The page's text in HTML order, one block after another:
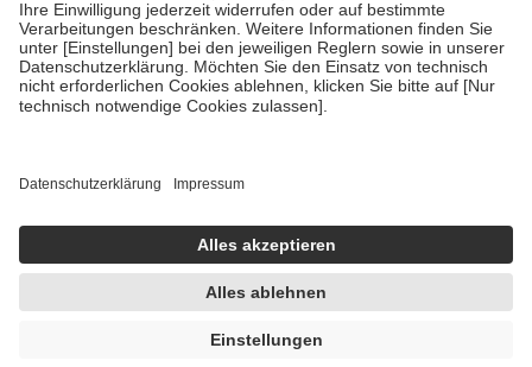
• Untersuchungen zur Vorsorge und Früherkennung, die von der
GKV getragen werden
• empfohlenen Schutzimpfungen
• Harn- und Blutteststreifen
getroffen, um sicherzustellen, dass es sich um echte Bewertungen
https://help.etrusted.com/hc/de/articles/4419944605341
Einige Bilder und Inhalte wurden unter Zuhilfenahme künstlicher